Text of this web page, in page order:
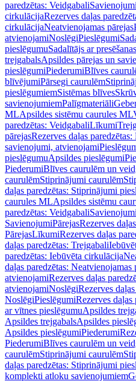
paredzētas: VeidgabaliSavienojumi
cirkulācijaRezerves daļas
cirkulācijaNeatvienojamas pārejas
atvienojamiNoslēgiPieslēgumi
pieslēgumuSadalītājs ar
trejgabalsApsildes pārejas un
pieslēgumiPiederumiBlīves
blīvējumiPārsegi caurulēm
pieslēgumiemSistēmas blīves
savienojumiemPalīgmateriāli
MLApsildes sistēmu caurules ML
paredzētas: VeidgabaliLīkumi
pārejasRezerves daļas
savienojumi, atvienojami
pieslēgumuApsildes pieslēgumi
PiederumiBlīves caurulēm un
caurulēmStiprinājumi caurulēm
daļas paredzētas: Stiprinājumi
caurules MLApsildes sistēmu
paredzētas: VeidgabaliSavienojumi
SavienojumiPārejasRezerves
PārejasLīkumiRezerves daļas
daļas paredzētas: Trejgabali
paredzētas: Iebūvēta cirkulācija
daļas paredzētas: Neatvienojamas
atvienojamiRezerves daļas
atvienojamiNoslēgiRezerves
NoslēgiPieslēgumiRezerves daļas
ar vītnes pieslēgumuApsildes
Apsildes trejgabalsApsildes
Apsildes pieslēgumiPiederumi
PiederumiBlīves caurulēm un
caurulēmStiprinājumi caurulēm
daļas paredzētas: Stiprinājumi
komplekti atloku savienojumiem